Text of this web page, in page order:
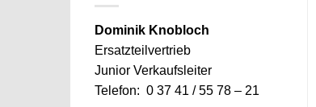
Dominik Knobloch
Ersatzteilvertrieb
Junior Verkaufsleiter
Telefon: 0 37 41 / 55 78 – 21